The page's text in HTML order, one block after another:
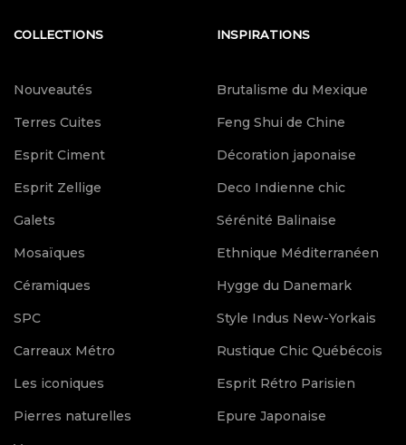
COLLECTIONS
Nouveautés
Terres Cuites
Esprit Ciment
Esprit Zellige
Galets
Mosaïques
Céramiques
SPC
Carreaux Métro
Les iconiques
Pierres naturelles
INSPIRATIONS
Brutalisme du Mexique
Feng Shui de Chine
Décoration japonaise
Deco Indienne chic
Sérénité Balinaise
Ethnique Méditerranéen
Hygge du Danemark
Style Indus New-Yorkais
Rustique Chic Québécois
Esprit Rétro Parisien
Epure Japonaise